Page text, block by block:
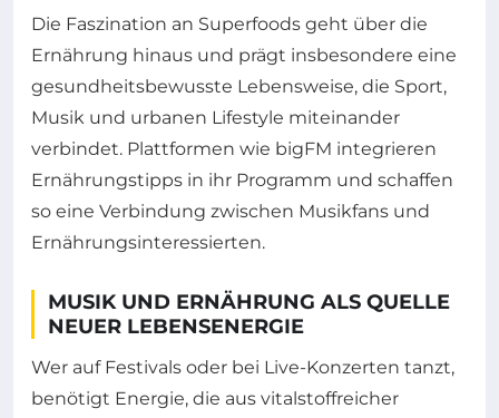
Die Faszination an Superfoods geht über die
Ernährung hinaus und prägt insbesondere eine
gesundheitsbewusste Lebensweise, die Sport,
Musik und urbanen Lifestyle miteinander
verbindet. Plattformen wie bigFM integrieren
Ernährungstipps in ihr Programm und schaffen
so eine Verbindung zwischen Musikfans und
Ernährungsinteressierten.
MUSIK UND ERNÄHRUNG ALS QUELLE
NEUER LEBENSENERGIE
Wer auf Festivals oder bei Live-Konzerten tanzt,
benötigt Energie, die aus vitalstoffreicher